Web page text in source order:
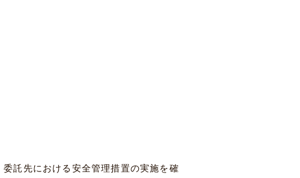
託先における安全管理措置の実施を確